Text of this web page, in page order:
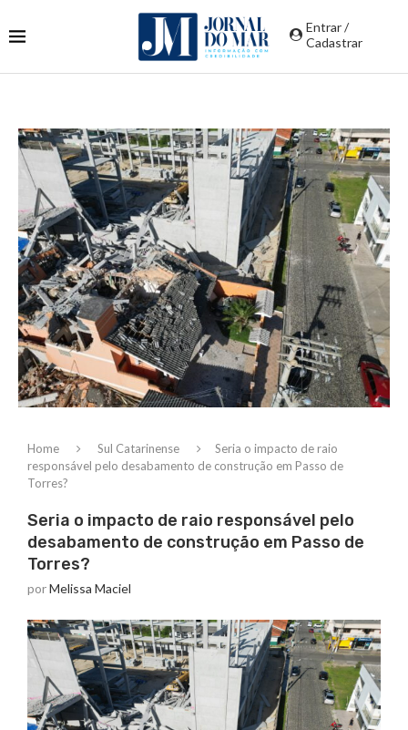
Entrar /
Cadastrar
Home Sul Catarinense
Seria o impacto de raio
responsável pelo desabamento de construção em Passo de
Torres?
Seria o impacto de raio responsável pelo
desabamento de construção em Passo de
Torres?
porMelissa Maciel